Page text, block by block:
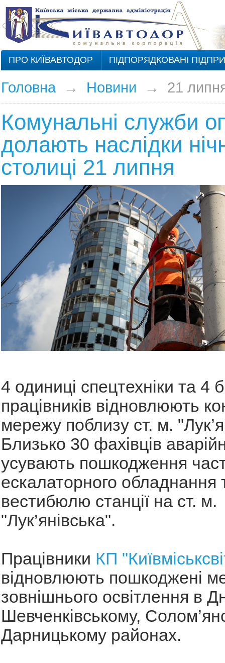
ПРО КИЇВАВТОДОР ПІДПОРЯДКОВАНІ
Головна→ Новини → 21
Комунальні служби
долають наслідки
столиці 21 липня
4 одиниці спецтехніки та 4
працівників відновлюють
мережу поблизу ст. м.
Близько 30 фахівців
усувають пошкодження
ескалаторного обладнання
вестибюлю станції на ст. м.
"Лук’янівська".
Працівники КП
відновлюють пошкоджені
зовнішнього освітлення в
Шевченківському,
Дарницькому районах.